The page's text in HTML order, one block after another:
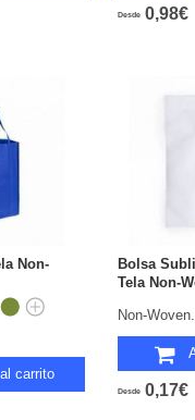
Desde 0,98€
Non-
carrito
Bolsa
Tela Non-
Non-Woven.
Desde 0,17€